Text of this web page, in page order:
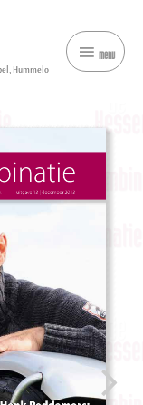
Hummelo
menumenu